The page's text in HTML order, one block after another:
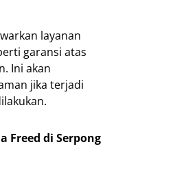
layanan
garansi atas
Ini akan
jika terjadi
Freed di Serpong